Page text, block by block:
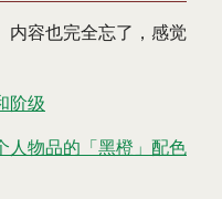
内容也完全忘了，感觉
阶级
人物品的「黑橙」配色